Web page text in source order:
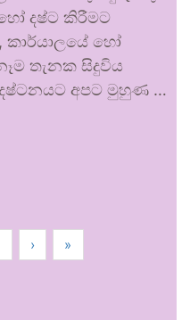
දෂ්ට කිරීමට
කාර්යාලයේ හෝ
තැනක සිදුවිය
අපට මුහුණ …
› »